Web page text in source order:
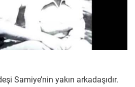
Samiye’nin yakın arkadaşıdır.